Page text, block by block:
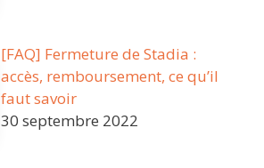
[FAQ] Fermeture de Stadia :
accès, remboursement, ce qu’il
faut savoir
30 septembre 2022